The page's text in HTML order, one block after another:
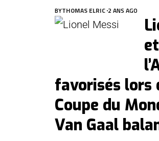
BYTHOMAS ELRIC 2 ANS AGO
et
favorisés lors
Coupe du
Van Gaal